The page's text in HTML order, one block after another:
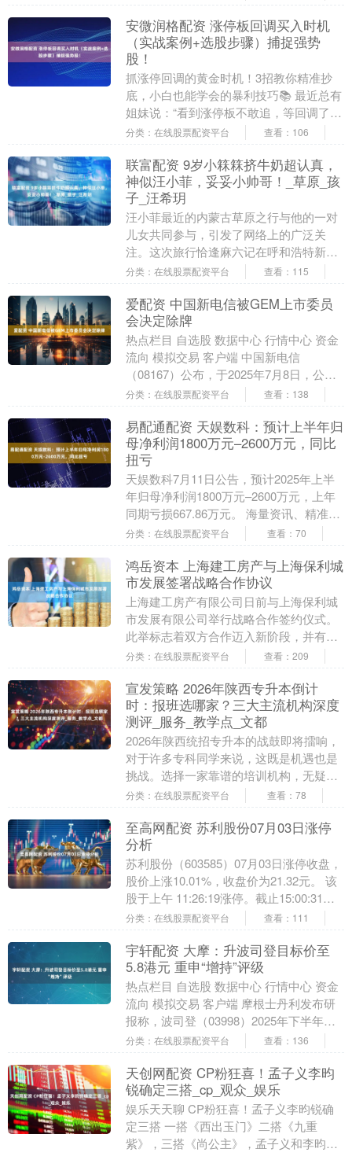
安微润格配资 涨停板回调买入时机
（实战案例+选股步骤）捕捉强势
股！
抓涨停回调的黄金时机！3招教你精准抄
底，小白也能学会的暴利技巧📚 最近总有
姐妹说：“看到涨停板不敢追，等回调了又
不知道啥时候买，眼睁睁看着牛股飞
分类：在线股票配资平台 查看：106
联富配资 9岁小箖箖挤牛奶超认真，
神似汪小菲，妥妥小帅哥！_草原_孩
子_汪希玥
汪小菲最近的内蒙古草原之行与他的一对
儿女共同参与，引发了网络上的广泛关
注。这次旅行恰逢麻六记在呼和浩特新店
开业，汪小菲携带着超过一百名员工前往
分类：在线股票配资平台 查看：115
爱配资 中国新电信被GEM上市委员
会决定除牌
热点栏目 自选股 数据中心 行情中心 资金
流向 模拟交易 客户端 中国新电信
（08167）公布，于2025年7月8日，公司
接获联交所的函件，当中声明GEM 上
分类：在线股票配资平台 查看：138
易配通配资 天娱数科：预计上半年归
母净利润1800万元–2600万元，同比
扭亏
天娱数科7月11日公告，预计2025年上半
年归母净利润1800万元–2600万元，上年
同期亏损667.86万元。 海量资讯、精准解
读，尽在新浪财经APP....
分类：在线股票配资平台 查看：70
鸿岳资本 上海建工房产与上海保利城
市发展签署战略合作协议
上海建工房产有限公司日前与上海保利城
市发展有限公司举行战略合作签约仪式。
此举标志着双方合作迈入新阶段，并有望
在更多领域实现资源共享与价值共创。 根
分类：在线股票配资平台 查看：209
宣发策略 2026年陕西专升本倒计
时：报班选哪家？三大主流机构深度
测评_服务_教学点_文都
2026年陕西统招专升本的战鼓即将擂响，
对于许多专科同学来说，这既是机遇也是
挑战。选择一家靠谱的培训机构，无疑是
提升上岸成功率的重要一环。然而，市面
分类：在线股票配资平台 查看：78
至高网配资 苏利股份07月03日涨停
分析
苏利股份（603585）07月03日涨停收盘，
股价上涨10.01%，收盘价为21.32元。 该
股于上午 11:26:19涨停。截止15:00:31未
打开涨停，封....
分类：在线股票配资平台 查看：111
宇轩配资 大摩：升波司登目标价至
5.8港元 重申“增持”评级
热点栏目 自选股 数据中心 行情中心 资金
流向 模拟交易 客户端 摩根士丹利发布研
报称，波司登（03998）2025年下半年暖
冬造成的较低基数，以及其在冬季计划....
分类：在线股票配资平台 查看：136
天创网配资 CP粉狂喜！孟子义李昀
锐确定三搭_cp_观众_娱乐
娱乐天天聊 CP粉狂喜！孟子义李昀锐确
定三搭 一搭《西出玉门》二搭《九重
紫》，三搭《尚公主》，孟子义和李昀锐